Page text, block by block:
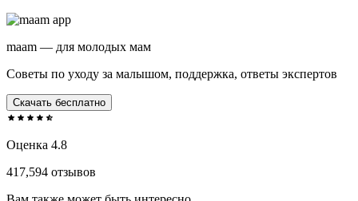
maam — для молодых мам
Советы по уходу за малышом, поддержка, ответы экспертов
Скачать бесплатно
Оценка 4.8
417,594 отзывов